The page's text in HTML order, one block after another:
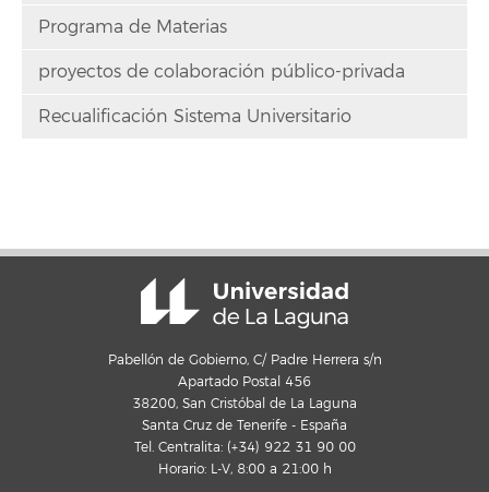
Programa de Materias
proyectos de colaboración público-privada
Recualificación Sistema Universitario
Pabellón de Gobierno, C/ Padre Herrera s/n
Apartado Postal 456
38200, San Cristóbal de La Laguna
Santa Cruz de Tenerife - España
Tel. Centralita: (+34) 922 31 90 00
Horario: L-V, 8:00 a 21:00 h